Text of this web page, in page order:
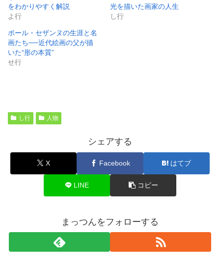
をわかりやすく解説
よ行
光を描いた画家の人生
し行
ポール・セザンヌの生涯と名
画たち──近代絵画の父が描
いた“形の本質”
せ行
し行 人物
シェアする
X Facebook はてブ
LINE コピー
まっつんをフォローする